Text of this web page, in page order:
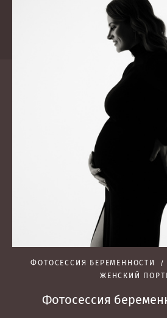
ФОТОСЕССИЯ БЕРЕМЕННОСТИ
ЖЕНСКИЙ
Фотосессия